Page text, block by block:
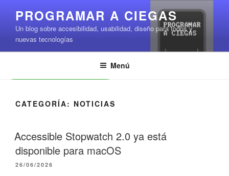
contenido
PROGRAMAR A CIEGAS
Un blog sobre accesibilidad, usabilidad, diseño para todos y
nuevas tecnologías
Menú
Leer contenido
CATEGORÍA: NOTICIAS
Accessible Stopwatch 2.0 ya está
disponible para macOS
PUBLICADO
26/06/2026